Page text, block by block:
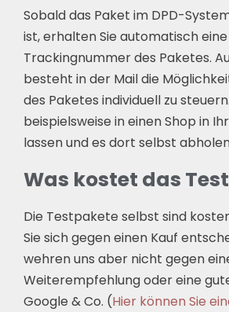
Sobald das Paket im DPD-
ist, erhalten Sie automatisch
Trackingnummer des Paketes.
besteht in der Mail die
des Paketes individuell zu
beispielsweise in einen Shop in
lassen und es dort selbst
Was kostet das
Die Testpakete selbst sind
Sie sich gegen einen Kauf
wehren uns aber nicht gegen
Weiterempfehlung oder eine
Google & Co. (Hier können Sie